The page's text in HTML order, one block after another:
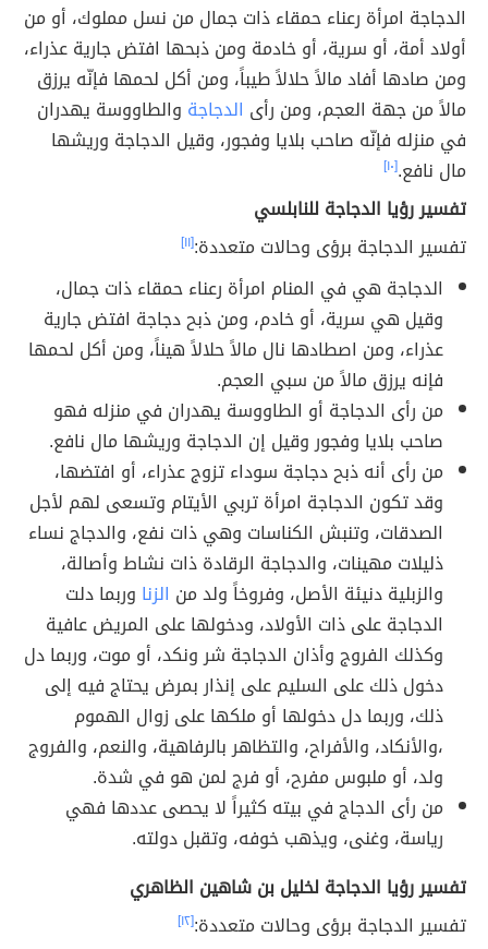
الدجاجة امرأة رعناء حمقاء ذات جمال من نسل مملوك، أو من
أولاد أمة، أو سرية، أو خادمة ومن ذبحها افتض جارية عذراء،
ومن صادها أفاد مالاً حلالاً طيباً، ومن أكل لحمها فإنّه يرزق
مالاً من جهة العجم، ومن رأى الدجاجة والطاووسة يهدران
في منزله فإنّه صاحب بلايا وفجور، وقيل الدجاجة وريشها
مال نافع.[١٠]
تفسير رؤيا الدجاجة للنابلسي
تفسير الدجاجة برؤى وحالات متعددة:[١١]
الدجاجة هي في المنام امرأة رعناء حمقاء ذات جمال،
وقيل هي سرية، أو خادم، ومن ذبح دجاجة افتض جارية
عذراء، ومن اصطادها نال مالاً حلالاً هيناً، ومن أكل لحمها
فإنه يرزق مالاً من سبي العجم.
من رأى الدجاجة أو الطاووسة يهدران في منزله فهو
صاحب بلايا وفجور وقيل إن الدجاجة وريشها مال نافع.
من رأى أنه ذبح دجاجة سوداء تزوج عذراء، أو افتضها،
وقد تكون الدجاجة امرأة تربي الأيتام وتسعى لهم لأجل
الصدقات، وتنبش الكناسات وهي ذات نفع، والدجاج نساء
ذليلات مهينات، والدجاجة الرقادة ذات نشاط وأصالة،
والزبلية دنيئة الأصل، وفروخاً ولد من الزنا وربما دلت
الدجاجة على ذات الأولاد، ودخولها على المريض عافية
وكذلك الفروج وأذان الدجاجة شر ونكد، أو موت، وربما دل
دخول ذلك على السليم على إنذار بمرض يحتاج فيه إلى
ذلك، وربما دل دخولها أو ملكها على زوال الهموم
،والأنكاد، والأفراح، والتظاهر بالرفاهية، والنعم، والفروج
ولد، أو ملبوس مفرح، أو فرج لمن هو في شدة.
من رأى الدجاج في بيته كثيراً لا يحصى عددها فهي
رياسة، وغنى، ويذهب خوفه، وتقبل دولته.
تفسير رؤيا الدجاجة لخليل بن شاهين الظاهري
تفسير الدجاجة برؤى وحالات متعددة:[١٢]